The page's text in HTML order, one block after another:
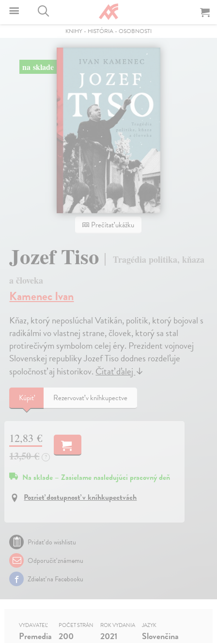
KNIHY - HISTÓRIA - OSOBNOSTI
na sklade
Prečítať ukážku
Jozef Tiso
Tragédia politika, kňaza
a človeka
Kamenec Ivan
Kňaz, ktorý neposlúchal Vatikán, politik, ktorý bojoval s
radikálmi vo vlastnej strane, človek, ktorý sa stal
protirečivým symbolom celej éry. Prezident vojnovej
Slovenskej republiky Jozef Tiso dodnes rozdeľuje
spoločnosť aj historikov. Čítať ďalej ↓
Kúpiť Rezervovať v kníhkupectve
12,83 €
13,50 €
?
Na sklade – Zasielame nasledujúci pracovný deň
Pozrieť dostupnosť v kníhkupectvách
Pridať do wishlistu
Odporučiť známemu
Zdielať na Facebooku
VYDAVATEĽ
Premedia
POČET STRÁN
200
ROK VYDANIA
2021
JAZYK
Slovenčina